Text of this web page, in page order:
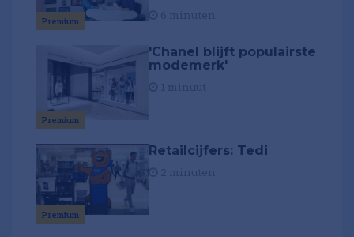
Premium
Premium
'Chanel blijft populairste
modemerk'
Premium
Retailcijfers: Tedi